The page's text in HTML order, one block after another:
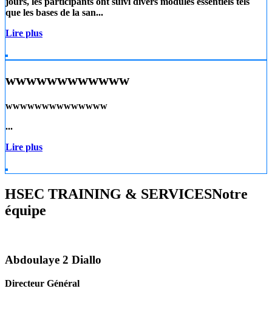
que les bases de la san...
Lire plus
wwwwwwwwwwww
wwwwwwwwwwwwww
...
Lire plus
HSEC TRAINING & SERVICESNotre
équipe
Abdoulaye 2 Diallo
Directeur Général